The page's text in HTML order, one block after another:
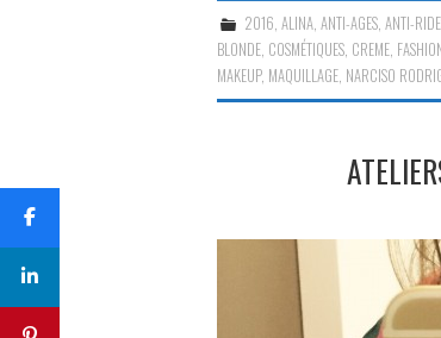
2016,ALINA,ANTI-AGES,ANTI-
BLONDE, COSMÉTIQUES, CREME,
MAKEUP, MAQUILLAGE, NARCISO